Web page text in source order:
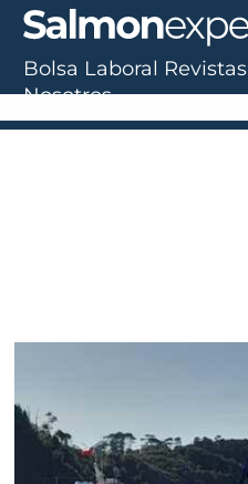
Bolsa Laboral Revistas
Nosotros